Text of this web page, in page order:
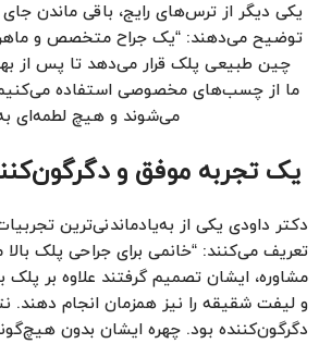
یکی دیگر از ترس‌های رایج، باقی ماندن
توضیح می‌دهند: “یک جراح متخصص و
چین طبیعی پلک قرار می‌دهد تا پس از
ما از چسب‌های مخصوصی استفاده
می‌شوند و هیچ لطمه‌ای به
یک تجربه موفق و
دکتر داودی یکی از به‌یادماندنی‌ترین
تعریف می‌کنند: “خانمی برای جراحی پلک
مشاوره، ایشان تصمیم گرفتند علاوه بر پلک
و لیفت شقیقه را نیز همزمان انجام دهند.
دگرگون‌کننده بود. چهره ایشان بدون